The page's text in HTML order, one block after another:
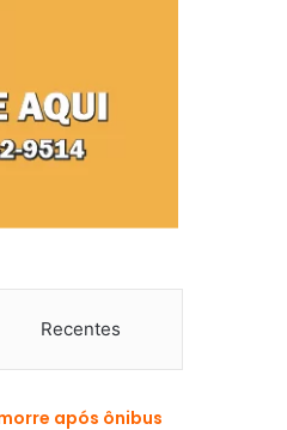
Recentes
após ônibus